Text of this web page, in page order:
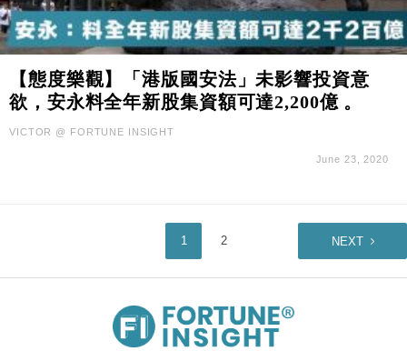
【態度樂觀】「港版國安法」未影響投資意
欲，安永料全年新股集資額可達2,200億 。
VICTOR @ FORTUNE INSIGHT
June 23, 2020
1 2 NEXT